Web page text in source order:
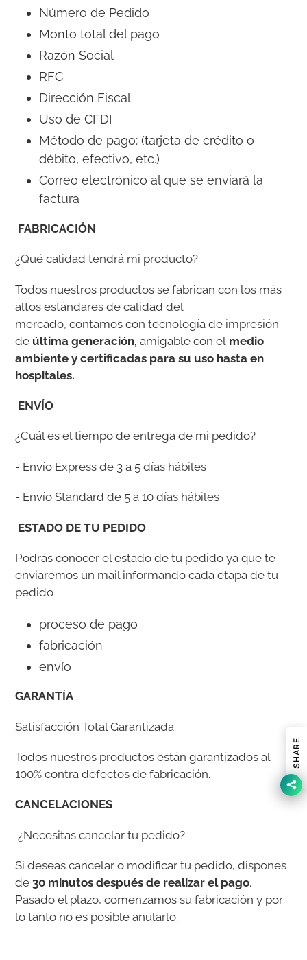
Número de Pedido
Monto total del pago
Razón Social
RFC
Dirección Fiscal
Uso de CFDI
Método de pago: (tarjeta de crédito o
débito, efectivo, etc.)
Correo electrónico al que se enviará la
factura
FABRICACIÓN
¿Qué calidad tendrá mi producto?
Todos nuestros productos se fabrican con los más
altos estándares de calidad del
mercado, contamos con tecnología de impresión
de última generación, amigable con el medio
ambiente y certificadas para su uso hasta en
hospitales.
ENVÍO
¿Cuál es el tiempo de entrega de mi pedido?
- Envío Express de 3 a 5 días hábiles
- Envío Standard de 5 a 10 días hábiles
ESTADO DE TU PEDIDO
Podrás conocer el estado de tu pedido ya que te
enviaremos un mail informando cada etapa de tu
pedido
proceso de pago
fabricación
envío
GARANTÍA
Satisfacción Total Garantizada.
Todos nuestros productos están garantizados al
100% contra defectos de fabricación.
CANCELACIONES
¿Necesitas cancelar tu pedido?
Si deseas cancelar o modificar tu pedido, dispones
de 30 minutos después de realizar el pago.
Pasado el plazo, comenzamos su fabricación y por
lo tanto no es posible anularlo.
SHARE